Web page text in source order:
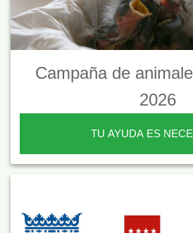
Campaña de
2026
TU AYUDA ES